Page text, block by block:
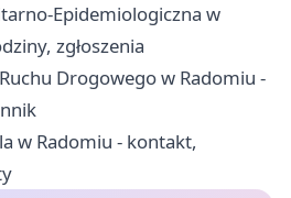
Epidemiologiczna w
zgłoszenia
Drogowego w Radomiu -
w Radomiu - kontakt,